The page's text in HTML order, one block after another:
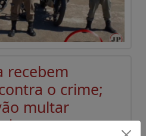
recebem
o crime;
multar